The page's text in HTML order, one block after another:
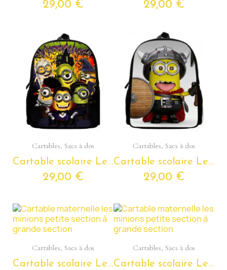
29,00 € 29,00 €
Aperçu rapide
Cartables, Sacs à dos
Cartable scolaire Les Minions – Sac à dos Les Minions pour enfants de 4 à 6 ans
29,00 €
Aperçu rapide
Cartables, Sacs à dos
Cartable scolaire Les Minions – Sac à dos Les Minions pour enfants de 4 à 6 ans
29,00 €
Aperçu rapide
Cartables, Sacs à dos
Cartable scolaire Les Minions Superman – Sac à dos Les Minions Superman pour enfants de 4 à 6 ans
Aperçu rapide
Cartables, Sacs à dos
Cartable scolaire Les Minions – Sac à dos Les Minions pour enfants de 4 à 6 ans